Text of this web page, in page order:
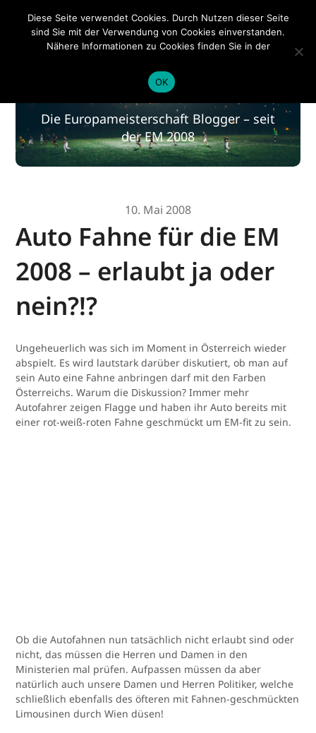
EM 2020
EM 2020
Die Europameisterschaft Blogger – seit
der EM 2008
10. Mai 2008
Auto Fahne für die EM
2008 – erlaubt ja oder
nein?!?
Ungeheuerlich was sich im Moment in Österreich wieder
abspielt. Es wird lautstark darüber diskutiert, ob man auf
sein Auto eine Fahne anbringen darf mit den Farben
Österreichs. Warum die Diskussion? Immer mehr
Autofahrer zeigen Flagge und haben ihr Auto bereits mit
einer rot-weiß-roten Fahne geschmückt um EM-fit zu sein.
Ob die Autofahnen nun tatsächlich nicht erlaubt sind oder
nicht, das müssen die Herren und Damen in den
Ministerien mal prüfen. Aufpassen müssen da aber
natürlich auch unsere Damen und Herren Politiker, welche
schließlich ebenfalls des öfteren mit Fahnen-geschmückten
Limousinen durch Wien düsen!
Diese Seite verwendet Cookies. Durch Nutzen dieser Seite
sind Sie mit der Verwendung von Cookies einverstanden.
Nähere Informationen zu Cookies finden Sie in der
OK